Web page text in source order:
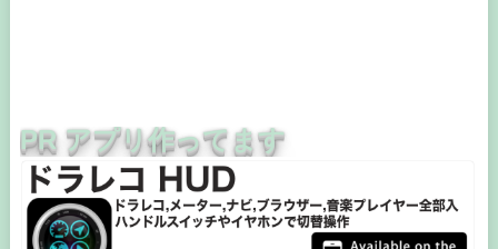
PR アプリ作ってます